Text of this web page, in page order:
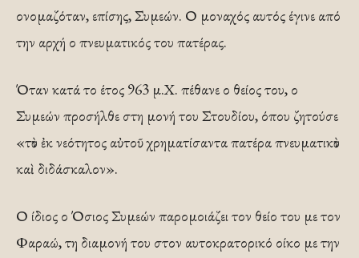
ονομαζόταν, επίσης, Συμεών. Ο μοναχός αυτός έγινε από
την αρχή ο πνευματικός του πατέρας.
Όταν κατά το έτος 963 μ.Χ. πέθανε ο θείος του, ο
Συμεών προσήλθε στη μονή του Στουδίου, όπου ζητούσε
«τὸν ἐκ νεότητος αὐτοῦ χρηματίσαντα πατέρα πνευματικὸν
καὶ διδάσκαλον».
Ο ίδιος ο Όσιος Συμεών παρομοιάζει τον θείο του με τον
Φαραώ, τη διαμονή του στον αυτοκρατορικό οίκο με την